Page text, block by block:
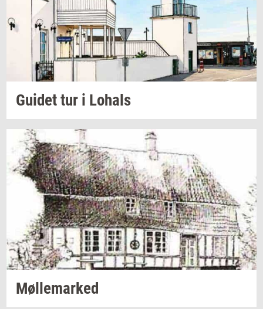
Gu­i­dettur i Lo­hals
Møl­le­mar­ked